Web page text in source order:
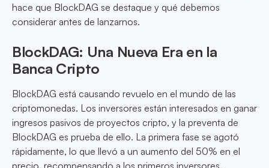
hace que BlockDAG se destaque y qué debemos
considerar antes de lanzarnos.
BlockDAG: Una Nueva Era en la
Banca Cripto
BlockDAG está causando revuelo en el mundo de las
criptomonedas. Los inversores están interesados en ganar
ingresos pasivos de proyectos cripto, y la preventa de
BlockDAG es prueba de ello. La primera fase se agotó
rápidamente, lo que llevó a un aumento del 50% en el